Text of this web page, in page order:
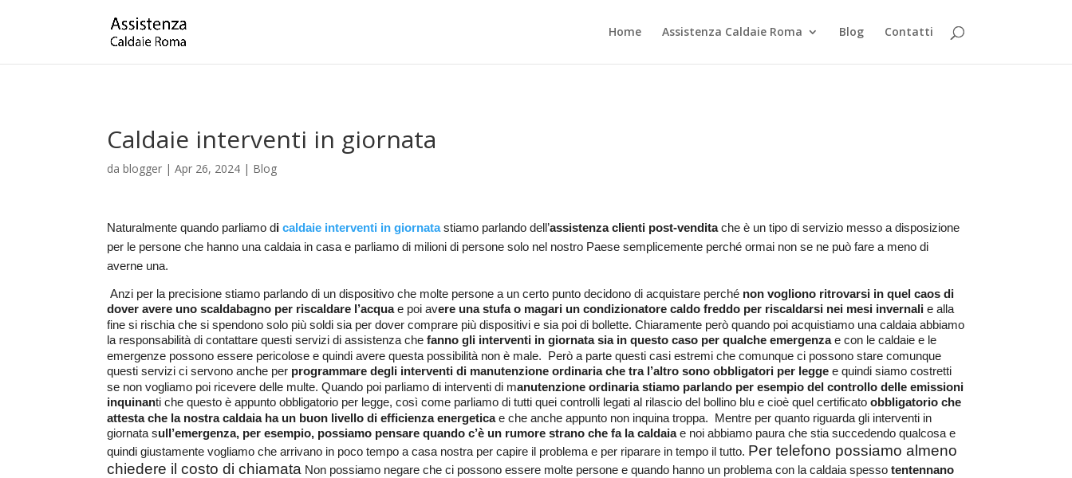
Home Assistenza Caldaie Roma Blog Contatti
Caldaie interventi in giornata
dablogger |Apr 26, 2024 | Blog
Naturalmente quando parliamo dicaldaie interventi in giornatastiamo parlando dell’assistenza clienti post-venditache è un tipo di servizio messo a disposizione
per le persone che hanno una caldaia in casa e parliamo di milioni di persone solo nel nostro Paese semplicemente perché ormai non se ne può fare a meno di
averne una.
Anzi per la precisione stiamo parlando di un dispositivo che molte persone a un certo punto decidono di acquistare perché non vogliono ritrovarsi in quel caos di
dover avere uno scaldabagno per riscaldare l’acquae poi avere una stufa o magari un condizionatore caldo freddo per riscaldarsi nei mesi invernali e alla
fine si rischia che si spendono solo più soldi sia per dover comprare più dispositivi e sia poi di bollette. Chiaramente però quando poi acquistiamo una caldaia abbiamo
la responsabilità di contattare questi servizi di assistenza chefanno gli interventi in giornata sia in questo caso per qualche emergenzae con le caldaie e le
emergenze possono essere pericolose e quindi avere questa possibilità non è male.
Però a parte questi casi estremi che comunque ci possono stare comunque
questi servizi ci servono anche per programmare degli interventi di manutenzione ordinaria che tra l’altro sono obbligatori per leggee quindi siamo costretti
se non vogliamo poi ricevere delle multe. Quando poi parliamo di interventi di manutenzione ordinaria stiamo parlando per esempio del controllo delle emissioni
inquinanti che questo è appunto obbligatorio per legge, così come parliamo di tutti quei controlli legati al rilascio del bollino blu e cioè quel certificato obbligatorio che
attesta che la nostra caldaia ha un buon livello di efficienza energeticae che anche appunto non inquina troppa.
Mentre per quanto riguarda gli interventi in
giornata sull’emergenza, per esempio, possiamo pensare quando c’è un rumore strano che fa la caldaiae noi abbiamo paura che stia succedendo qualcosa e
quindi giustamente vogliamo che arrivano in poco tempo a casa nostra per capire il problema e per riparare in tempo il tutto. Per telefono possiamo almeno
chiedere il costo di chiamata Non possiamo negare che ci possono essere molte persone e quando hanno un problema con la caldaia spesso tentennano